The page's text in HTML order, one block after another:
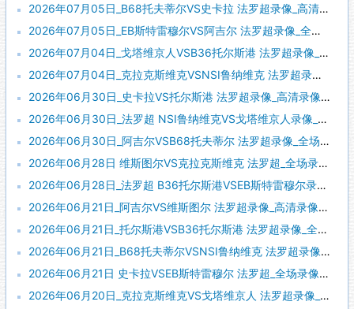
2026年07月05日_B68托夫蒂尔VS史卡拉 法罗超录像_高清录像【全场回放】
2026年07月05日_EB斯特雷穆尔VS阿吉尔 法罗超录像_全场录像【全场回放】
2026年07月04日_戈塔维京人VSB36托尔斯港 法罗超录像_高清录像【全场回放】
2026年07月04日_克拉克斯维克VSNSI鲁纳维克 法罗超录像_全场录像【视频集锦】
2026年06月30日_史卡拉VS托尔斯港 法罗超录像_高清录像【全场回放】
2026年06月30日_法罗超 NSI鲁纳维克VS戈塔维京人录像_高清录像【全场回放】
2026年06月30日_阿吉尔VSB68托夫蒂尔 法罗超录像_全场录像【全场回放】
2026年06月28日 维斯图尔VS克拉克斯维克 法罗超_全场录像【全场回放】
2026年06月28日_法罗超 B36托尔斯港VSEB斯特雷穆尔录像_全场录像【高清回放】
2026年06月21日_阿吉尔VS维斯图尔 法罗超录像_高清录像【全场回放】
2026年06月21日_托尔斯港VSB36托尔斯港 法罗超录像_全场录像【视频集锦】
2026年06月21日_B68托夫蒂尔VSNSI鲁纳维克 法罗超录像_全场录像【视频集锦】
2026年06月21日 史卡拉VSEB斯特雷穆尔 法罗超_全场录像【视频集锦】
2026年06月20日_克拉克斯维克VS戈塔维京人 法罗超录像_全场录像【高清回放】